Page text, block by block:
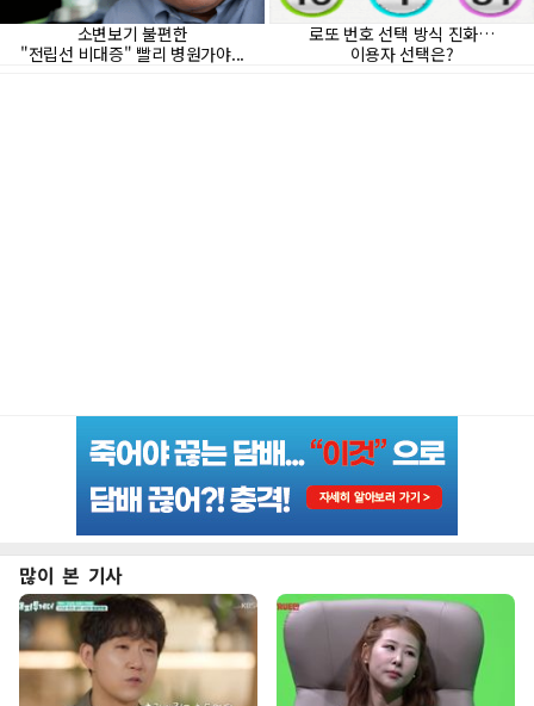
많이 본 기사